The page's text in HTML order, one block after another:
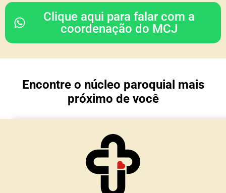
Rodrigo & Simone
(Julia, João Paulo e Mariana)
Nossa Senhora da Glória
TESOURARIA
Núcleo Imaculada Conceição
Morro Reuter/RS
Clique aqui para falar com a
coordenação do MCJ
Encontre o núcleo paroquial mais
próximo de você